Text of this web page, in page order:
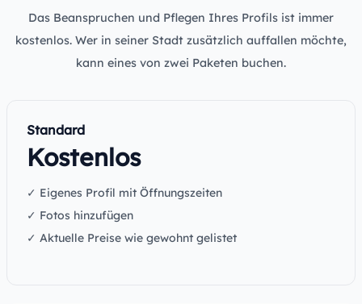
Das Beanspruchen und Pflegen Ihres Profils ist immer
kostenlos. Wer in seiner Stadt zusätzlich auffallen möchte,
kann eines von zwei Paketen buchen.
Standard
Kostenlos
✓ Eigenes Profil mit Öffnungszeiten
✓ Fotos hinzufügen
✓ Aktuelle Preise wie gewohnt gelistet